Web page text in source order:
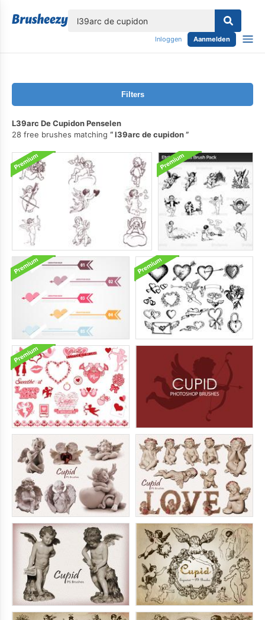
Inloggen Aanmelden
Filters
L39arc De Cupidon Penselen
28 free brushes matching
l39arc de cupidon